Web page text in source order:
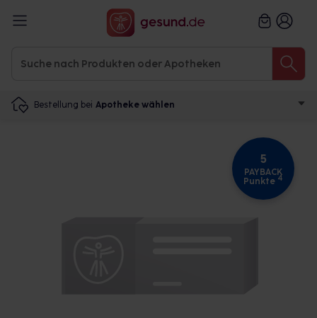
Bestellung bei Apotheke wählen
5
PAYBACK
Punkte 4